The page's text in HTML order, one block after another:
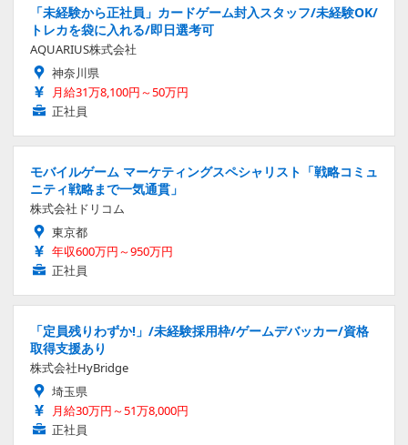
「未経験から正社員」カードゲーム封入スタッフ/未経験OK/
トレカを袋に入れる/即日選考可
AQUARIUS株式会社
神奈川県
月給31万8,100円～50万円
正社員
モバイルゲーム マーケティングスペシャリスト「戦略コミュ
ニティ戦略まで一気通貫」
株式会社ドリコム
東京都
年収600万円～950万円
正社員
「定員残りわずか!」/未経験採用枠/ゲームデバッカー/資格
取得支援あり
株式会社HyBridge
埼玉県
月給30万円～51万8,000円
正社員